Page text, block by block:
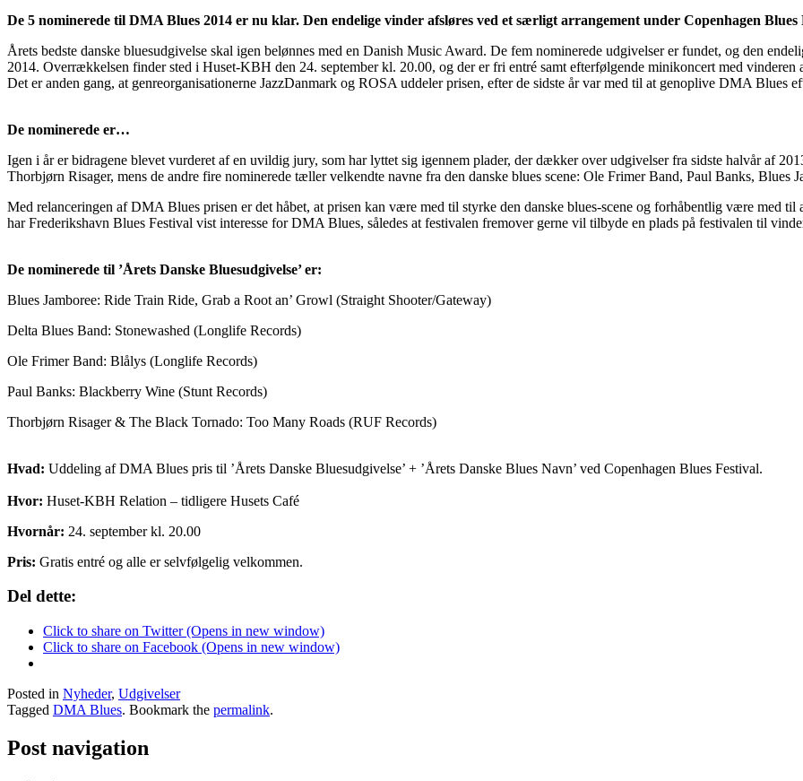
De 5 nominerede til DMA Blues 2014 er nu klar. Den endelige vinder afsløres ved et særligt arrangement under Copenhagen
Årets bedste danske bluesudgivelse skal igen belønnes med en Danish Music Award. De fem nominerede udgivelser er fundet, og den
2014. Overrækkelsen finder sted i Huset-KBH den 24. september kl. 20.00, og der er fri entré samt efterfølgende minikoncert med
Det er anden gang, at genreorganisationerne JazzDanmark og ROSA uddeler prisen, efter de sidste år var med til at genoplive DMA Blues
De nominerede er…
Igen i år er bidragene blevet vurderet af en uvildig jury, som har lyttet sig igennem plader, der dækker over udgivelser fra sidste halvår af
Thorbjørn Risager, mens de andre fire nominerede tæller velkendte navne fra den danske blues scene: Ole Frimer Band, Paul Banks, Blues
Med relanceringen af DMA Blues prisen er det håbet, at prisen kan være med til styrke den danske blues-scene og forhåbentlig være med
har Frederikshavn Blues Festival vist interesse for DMA Blues, således at festivalen fremover gerne vil tilbyde en plads på festivalen til
De nominerede til ’Årets Danske Bluesudgivelse’ er:
Blues Jamboree: Ride Train Ride, Grab a Root an’ Growl (Straight Shooter/Gateway)
Delta Blues Band: Stonewashed (Longlife Records)
Ole Frimer Band: Blålys (Longlife Records)
Paul Banks: Blackberry Wine (Stunt Records)
Thorbjørn Risager & The Black Tornado: Too Many Roads (RUF Records)
Hvad: Uddeling af DMA Blues pris til ’Årets Danske Bluesudgivelse’ + ’Årets Danske Blues Navn’ ved Copenhagen Blues Festival.
Hvor: Huset-KBH Relation – tidligere Husets Café
Hvornår: 24. september kl. 20.00
Pris: Gratis entré og alle er selvfølgelig velkommen.
Del dette:
Click to share on Twitter (Opens in new window)
Click to share on Facebook (Opens in new window)
Posted in Nyheder, Udgivelser
Tagged DMA Blues. Bookmark the permalink.
Post navigation